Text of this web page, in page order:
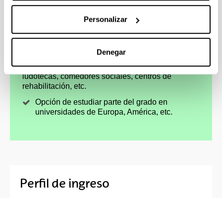
Personalizar
Denegar
colectivos especialmente vulnerables.
Formación teórico-práctica, con un plan de
inclusión, investigación, TICs…
Más de 300 convenios de colaboración para
que hagas prácticas en pisos de acogida,
ludotecas, comedores sociales, centros de
rehabilitación, etc.
Opción de estudiar parte del grado en
universidades de Europa, América, etc.
Perfil de ingreso